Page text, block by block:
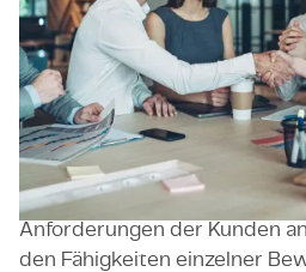
GmbH beschäftigt über 120
zahlreichen Standorten in
hat sich erfolgreich in der
insbesondere in den
und Raumfahrt sowie
schnellere Übereinstimmung
Anforderungen der Kunden
den Fähigkeiten einzelner